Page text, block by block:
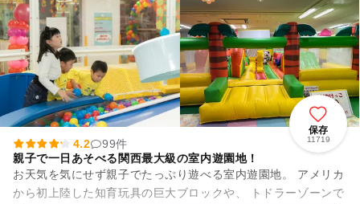
保存
11719
4.2
99件
親子で一日あそべる関西最大級の室内遊園地！
お天気を気にせず親子でたっぷり遊べる室内遊園地。 アメリカ
から初上陸した知育玩具の巨大ブロックや、 トドラーゾーンで